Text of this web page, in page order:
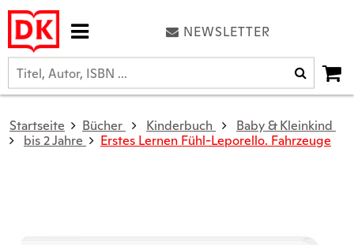
NEWSLETTER
Startseite Bücher Kinderbuch
Baby & Kleinkind
bis 2 Jahre
Erstes Lernen Fühl-Leporello. Fahrzeuge